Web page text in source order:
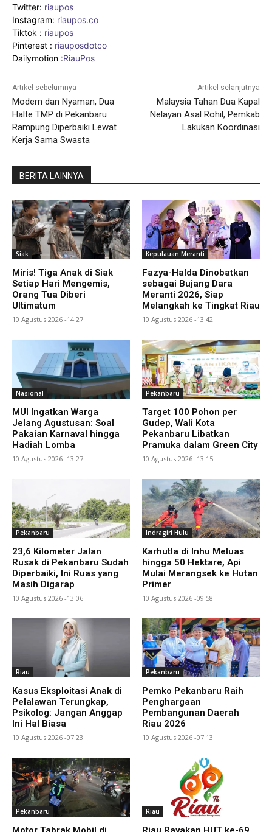
Twitter: riaupos
Instagram: riaupos.co
Tiktok : riaupos
Pinterest : riauposdotco
Dailymotion :RiauPos
Artikel sebelumnya
Modern dan Nyaman, Dua
Halte TMP di Pekanbaru
Rampung Diperbaiki Lewat
Kerja Sama Swasta
Artikel selanjutnya
Malaysia Tahan Dua Kapal
Nelayan Asal Rohil, Pemkab
Lakukan Koordinasi
BERITA LAINNYA
Siak
Miris! Tiga Anak di Siak
Setiap Hari Mengemis,
Orang Tua Diberi
Ultimatum
10 Agustus 2026 -14:27
Kepulauan Meranti
Fazya-Halda Dinobatkan
sebagai Bujang Dara
Meranti 2026, Siap
Melangkah ke Tingkat Riau
10 Agustus 2026 -13:42
Nasional
MUI Ingatkan Warga
Jelang Agustusan: Soal
Pakaian Karnaval hingga
Hadiah Lomba
10 Agustus 2026 -13:27
Pekanbaru
Target 100 Pohon per
Gudep, Wali Kota
Pekanbaru Libatkan
Pramuka dalam Green City
10 Agustus 2026 -13:15
Pekanbaru
23,6 Kilometer Jalan
Rusak di Pekanbaru Sudah
Diperbaiki, Ini Ruas yang
Masih Digarap
10 Agustus 2026 -13:06
Indragiri Hulu
Karhutla di Inhu Meluas
hingga 50 Hektare, Api
Mulai Merangsek ke Hutan
Primer
10 Agustus 2026 -09:58
Riau
Kasus Eksploitasi Anak di
Pelalawan Terungkap,
Psikolog: Jangan Anggap
Ini Hal Biasa
10 Agustus 2026 -07:23
Pekanbaru
Pemko Pekanbaru Raih
Penghargaan
Pembangunan Daerah
Riau 2026
10 Agustus 2026 -07:13
Pekanbaru Riau